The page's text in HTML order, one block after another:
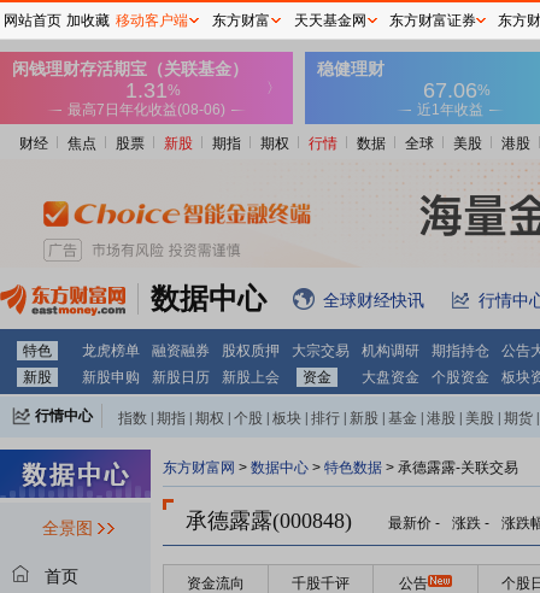
财经 焦点 股票 新股 期指 期权 行情 数据 全球 美股 港股
数据中心 全球财经快讯 行情中
特色 龙虎榜单 融资融券 股权质押 大宗交易 机构调研 期指持仓
公告
新股
新股申购 新股日历 新股上会 资金 大盘资金 个股资金 板块
行情中心 指数 期指 期权 个股 板块 排行 新股 基金 港股 美股 期货
全景图
首页
东方财富网 > 数据中心 > 特色数据 > 承德露露-关联交易
承德露露(000848) 最新价 - 涨跌 - 涨跌
资金流向 千股千评 公告 个股
网站首页 加收藏 移动客户端 东方财富 天天基金网 东方财富证券 东方